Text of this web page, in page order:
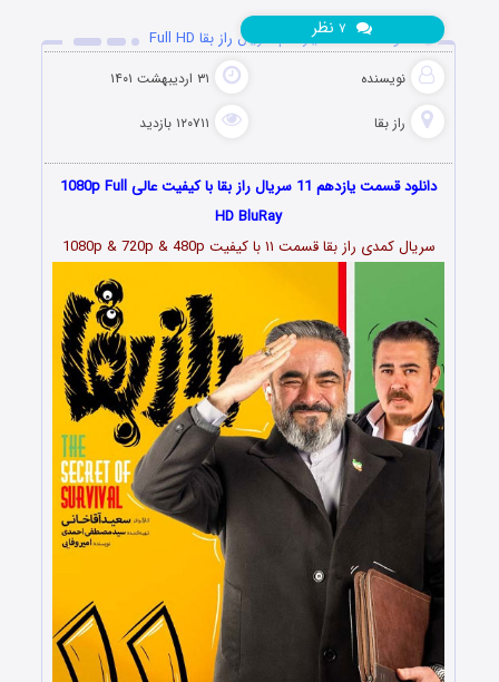
دانلود قسمت 11 یازدهم سریال راز بقا Full HD
نویسنده ۳۱ اردیبهشت ۱۴۰۱
راز بقا ۱۲۰۷۱۱ بازدید
نظر
دانلود قسمت یازدهم 11 سریال راز بقا با کیفیت عالی 1080p Full
HD BluRay
سریال کمدی راز بقا قسمت ۱۱ با کیفیت 1080p & 720p & 480p